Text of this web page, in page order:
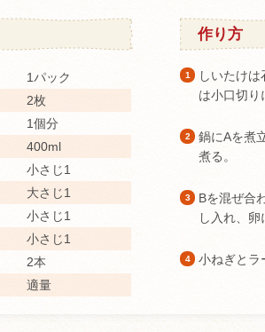
1パック
2枚
1個分
400ml
小さじ1
大さじ1
小さじ1
小さじ1
2本
適量
作り方
1
しいたけ
は小口切り
2
鍋にAを煮
煮る。
3
Bを混ぜ合
し入れ、
4 小ねぎとラ